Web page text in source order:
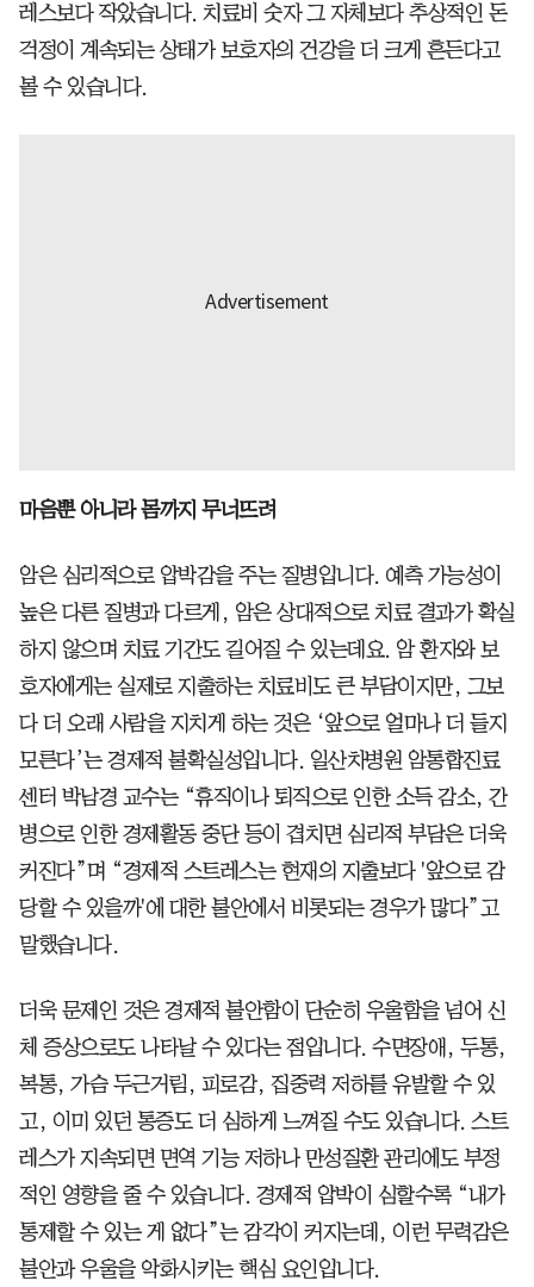
레스보다 작았습니다. 치료비 숫자 그 자체보다 추상적인 돈
걱정이 계속되는 상태가 보호자의 건강을 더 크게 흔든다고
볼 수 있습니다.
마음뿐 아니라 몸까지 무너뜨려
암은 심리적으로 압박감을 주는 질병입니다. 예측 가능성이
높은 다른 질병과 다르게, 암은 상대적으로 치료 결과가 확실
하지 않으며 치료 기간도 길어질 수 있는데요. 암 환자와 보
호자에게는 실제로 지출하는 치료비도 큰 부담이지만, 그보
다 더 오래 사람을 지치게 하는 것은 ‘앞으로 얼마나 더 들지
모른다’는 경제적 불확실성입니다. 일산차병원 암통합진료
센터 박남경 교수는 “휴직이나 퇴직으로 인한 소득 감소, 간
병으로 인한 경제활동 중단 등이 겹치면 심리적 부담은 더욱
커진다”며 “경제적 스트레스는 현재의 지출보다 '앞으로 감
당할 수 있을까'에 대한 불안에서 비롯되는 경우가 많다”고
말했습니다.
더욱 문제인 것은 경제적 불안함이 단순히 우울함을 넘어 신
체 증상으로도 나타날 수 있다는 점입니다. 수면장애, 두통,
복통, 가슴 두근거림, 피로감, 집중력 저하를 유발할 수 있
고, 이미 있던 통증도 더 심하게 느껴질 수도 있습니다. 스트
레스가 지속되면 면역 기능 저하나 만성질환 관리에도 부정
적인 영향을 줄 수 있습니다. 경제적 압박이 심할수록 “내가
통제할 수 있는 게 없다”는 감각이 커지는데, 이런 무력감은
불안과 우울을 악화시키는 핵심 요인입니다.